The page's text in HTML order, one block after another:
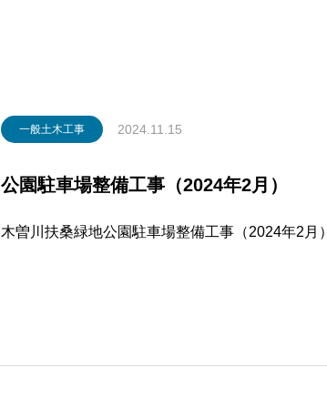
一般土木工事 2024.11.15
公園駐車場整備工事（2024年2月）
木曽川扶桑緑地公園駐車場整備工事（2024年2月）